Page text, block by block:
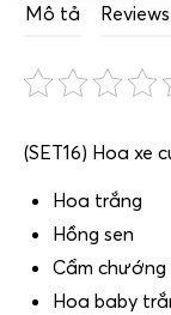
Mô tả
(SET16) Hoa xe
Hoa trắng
Hồng sen
Cẩm chướng
Hoa baby